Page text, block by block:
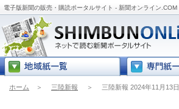
電子版新聞の販売・購読ポータルサイト - 新聞オンライン.COM
ホーム ＞ 三陸新報 ＞ 三陸新報 2024年11月13日